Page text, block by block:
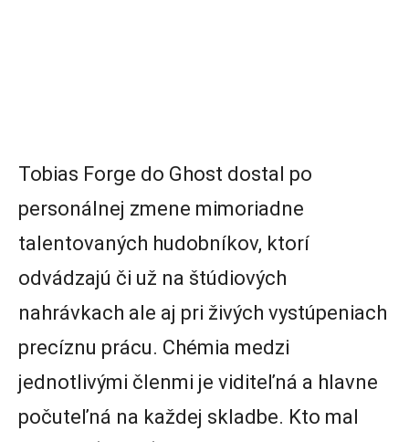
Tobias Forge do Ghost dostal po
personálnej zmene mimoriadne
talentovaných hudobníkov, ktorí
odvádzajú či už na štúdiových
nahrávkach ale aj pri živých vystúpeniach
precíznu prácu. Chémia medzi
jednotlivými členmi je viditeľná a hlavne
počuteľná na každej skladbe. Kto mal